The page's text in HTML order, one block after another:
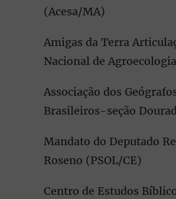
(Acesa/MA)
Amigas da Terra
Nacional de
Associação dos
Brasileiros-seção
Mandato do Deputado
Roseno (PSOL/CE)
Centro de Estudos